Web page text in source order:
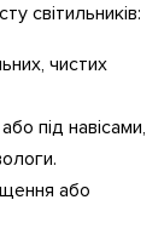
світильників:
чистих
під навісами,
або